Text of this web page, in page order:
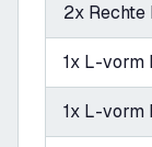
2x
1x L-vorm
1x L-vorm